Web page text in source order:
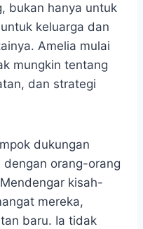
bukan hanya untuk
keluarga dan
Amelia mulai
mungkin tentang
dan strategi
dukungan
orang-orang
kisah-
mereka,
baru. Ia tidak